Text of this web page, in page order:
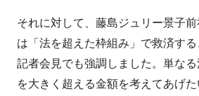
それに対して、藤島ジュリー景子
は「法を超えた枠組み」で救済す
記者会見でも強調しました。単な
を大きく超える金額を考えてあげ